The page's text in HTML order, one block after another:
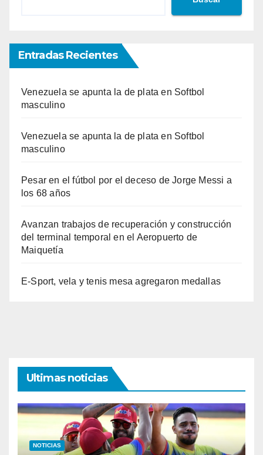
Entradas Recientes
Venezuela se apunta la de plata en Softbol
masculino
Venezuela se apunta la de plata en Softbol
masculino
Pesar en el fútbol por el deceso de Jorge Messi a
los 68 años
Avanzan trabajos de recuperación y construcción
del terminal temporal en el Aeropuerto de
Maiquetía
E-Sport, vela y tenis mesa agregaron medallas
Ultimas noticias
NOTICIAS